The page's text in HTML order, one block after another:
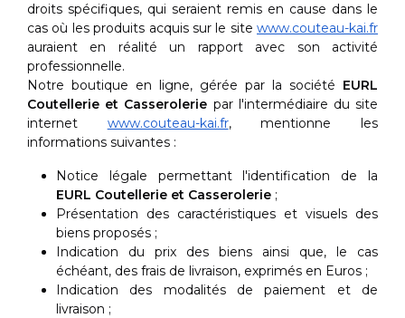
droits spécifiques, qui seraient remis en cause dans le
cas où les produits acquis sur le site www.couteau-kai.fr
auraient en réalité un rapport avec son activité
professionnelle.
Notre boutique en ligne, gérée par la société EURL
Coutellerie et Casserolerie par l'intermédiaire du site
internet www.couteau-kai.fr, mentionne les
informations suivantes :
Notice légale permettant l'identification de la
EURL Coutellerie et Casserolerie ;
Présentation des caractéristiques et visuels des
biens proposés ;
Indication du prix des biens ainsi que, le cas
échéant, des frais de livraison, exprimés en Euros ;
Indication des modalités de paiement et de
livraison ;